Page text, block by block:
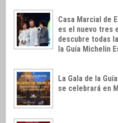
Casa Marcial de
es el nuevo tres
descubre todas
la Guía Michelin
La Gala de la
se celebrará en